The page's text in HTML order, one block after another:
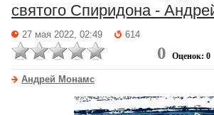
святого Спиридона -
27 мая 2022, 02:49 614
0 Оценок: 0
Андрей Монамс